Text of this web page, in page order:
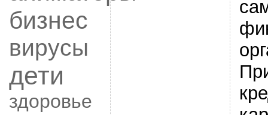
бизнес
вирусы
дети
здоровье